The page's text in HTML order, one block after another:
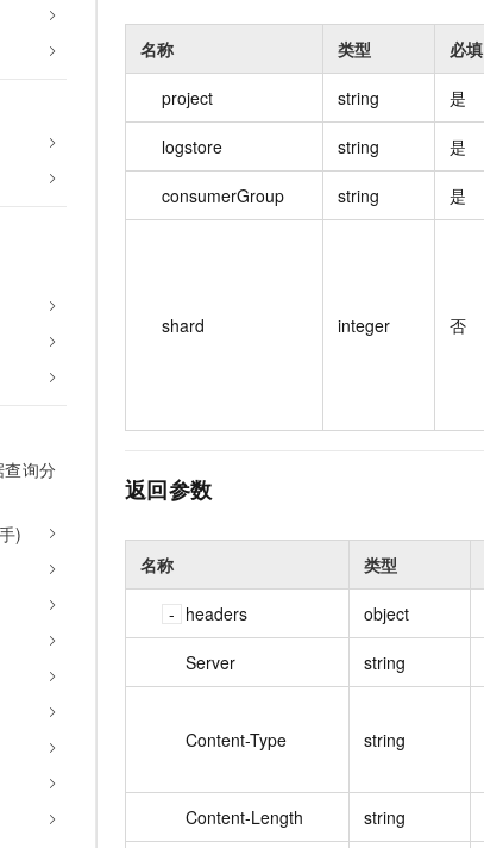
询分
)
名称 类型 必填
project string 是
logstore string 是
consumerGroup string 是
shard integer 否
返回参数
名称 类型
headers object
Server string
Content-Type string
Content-Length string